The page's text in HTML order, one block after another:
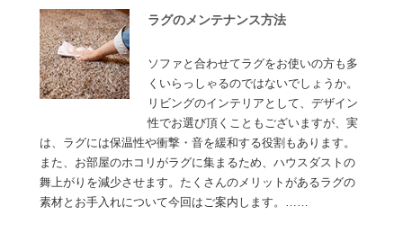
ラグのメンテナンス方法
ソファと合わせてラグをお使いの方も多
くいらっしゃるのではないでしょうか。
リビングのインテリアとして、デザイン
性でお選び頂くこともございますが、実
は、ラグには保温性や衝撃・音を緩和する役割もあります。
また、お部屋のホコリがラグに集まるため、ハウスダストの
舞上がりを減少させます。たくさんのメリットがあるラグの
素材とお手入れについて今回はご案内します。……